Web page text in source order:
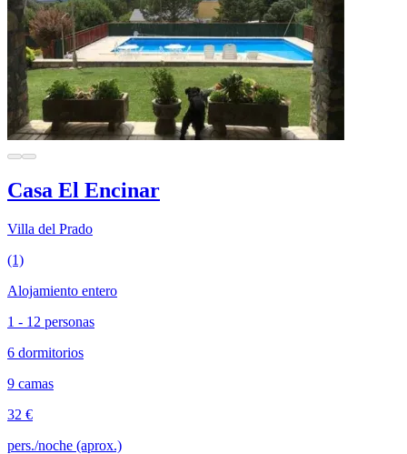
Casa El Encinar
Villa del Prado
(1)
Alojamiento entero
1 - 12 personas
6 dormitorios
9 camas
32 €
pers./noche (aprox.)